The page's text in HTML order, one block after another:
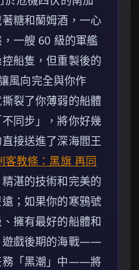
糖和蘭姆酒，一心
一艘 60 級的軍艦
船隻，但重製後的
風向完全與你作
裂了你薄弱的船體
同步」，將你好幾
接送進了深海閻王
客教條：黑旗 再同
湛的技術和完美的
；如果你的寒鴉號
擁有最好的船體和
遊戲後期的海戰——
務「黑潮」中——將